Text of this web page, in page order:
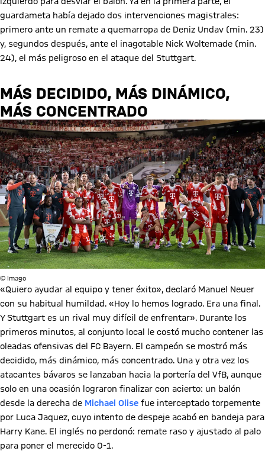
guardameta había dejado dos intervenciones magistrales:
primero ante un remate a quemarropa de Deniz Undav (min. 23)
y, segundos después, ante el inagotable Nick Woltemade (min.
24), el más peligroso en el ataque del Stuttgart.
MÁS DECIDIDO, MÁS DINÁMICO,
MÁS CONCENTRADO
© Imago
«Quiero ayudar al equipo y tener éxito», declaró Manuel Neuer
con su habitual humildad. «Hoy lo hemos logrado. Era una final.
Y Stuttgart es un rival muy difícil de enfrentar». Durante los
primeros minutos, al conjunto local le costó mucho contener las
oleadas ofensivas del FC Bayern. El campeón se mostró más
decidido, más dinámico, más concentrado. Una y otra vez los
atacantes bávaros se lanzaban hacia la portería del VfB, aunque
solo en una ocasión lograron finalizar con acierto: un balón
desde la derecha de Michael Olise fue interceptado torpemente
por Luca Jaquez, cuyo intento de despeje acabó en bandeja para
Harry Kane. El inglés no perdonó: remate raso y ajustado al palo
para poner el merecido 0-1.